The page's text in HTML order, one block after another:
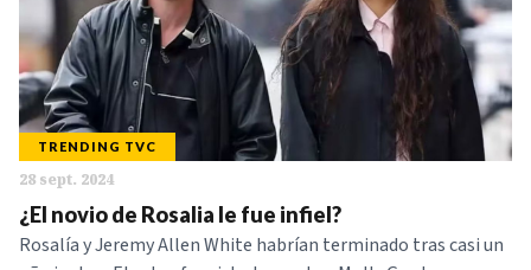
TRENDING TVC
28 sept. 2024
¿El novio de Rosalia le fue infiel?
Rosalía y Jeremy Allen White habrían terminado tras casi un